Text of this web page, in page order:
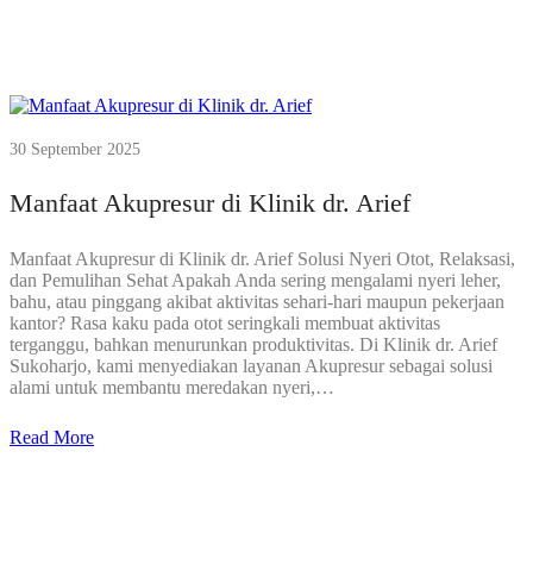
30 September 2025
Manfaat Akupresur di Klinik dr. Arief
Manfaat Akupresur di Klinik dr. Arief Solusi Nyeri Otot, Relaksasi,
dan Pemulihan Sehat Apakah Anda sering mengalami nyeri leher,
bahu, atau pinggang akibat aktivitas sehari-hari maupun pekerjaan
kantor? Rasa kaku pada otot seringkali membuat aktivitas
terganggu, bahkan menurunkan produktivitas. Di Klinik dr. Arief
Sukoharjo, kami menyediakan layanan Akupresur sebagai solusi
alami untuk membantu meredakan nyeri,…
Read More